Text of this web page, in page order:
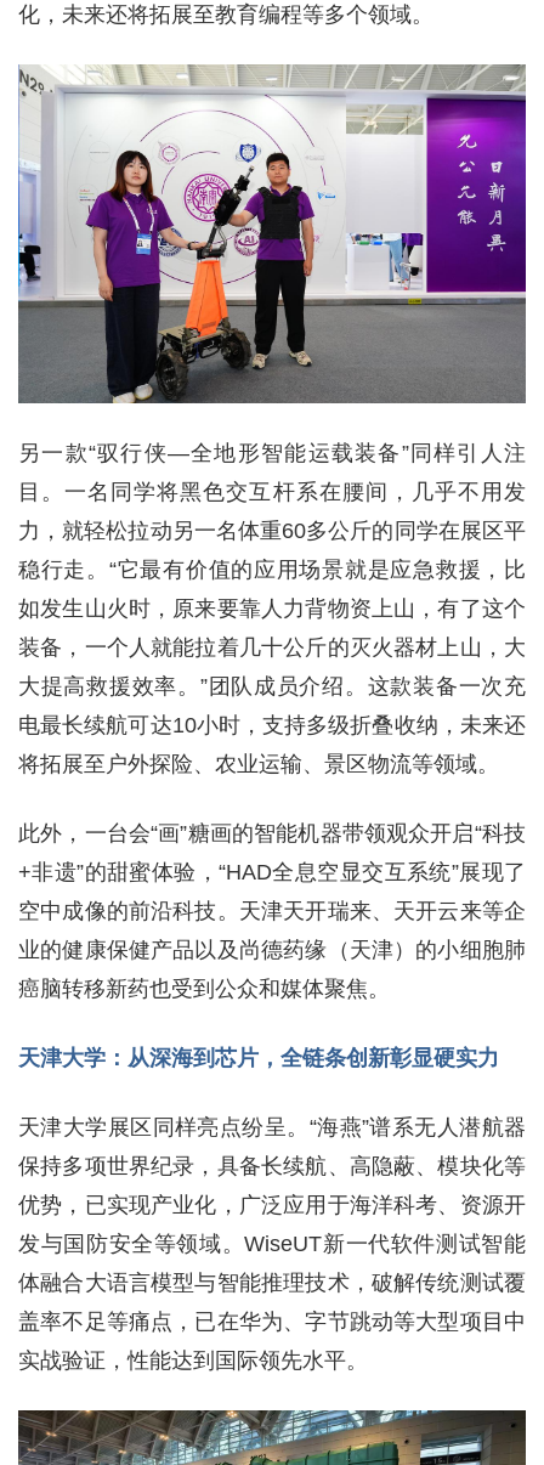
化，未来还将拓展至教育编程等多个领域。
另一款“驭行侠—全地形智能运载装备”同样引人注
目。一名同学将黑色交互杆系在腰间，几乎不用发
力，就轻松拉动另一名体重60多公斤的同学在展区平
稳行走。“它最有价值的应用场景就是应急救援，比
如发生山火时，原来要靠人力背物资上山，有了这个
装备，一个人就能拉着几十公斤的灭火器材上山，大
大提高救援效率。”团队成员介绍。这款装备一次充
电最长续航可达10小时，支持多级折叠收纳，未来还
将拓展至户外探险、农业运输、景区物流等领域。
此外，一台会“画”糖画的智能机器带领观众开启“科技
+非遗”的甜蜜体验，“HAD全息空显交互系统”展现了
空中成像的前沿科技。天津天开瑞来、天开云来等企
业的健康保健产品以及尚德药缘（天津）的小细胞肺
癌脑转移新药也受到公众和媒体聚焦。
天津大学：从深海到芯片，全链条创新彰显硬实力
天津大学展区同样亮点纷呈。“海燕”谱系无人潜航器
保持多项世界纪录，具备长续航、高隐蔽、模块化等
优势，已实现产业化，广泛应用于海洋科考、资源开
发与国防安全等领域。WiseUT新一代软件测试智能
体融合大语言模型与智能推理技术，破解传统测试覆
盖率不足等痛点，已在华为、字节跳动等大型项目中
实战验证，性能达到国际领先水平。